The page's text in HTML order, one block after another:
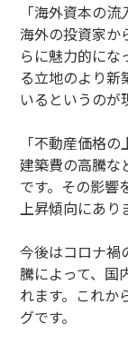
「海外資本の流
海外の投資家か
らに魅力的にな
る立地のより新
いるというのが
「不動産価格の
建築費の高騰な
です。その影響
上昇傾向にあり
今後はコロナ禍
騰によって、国
れます。これか
グです。